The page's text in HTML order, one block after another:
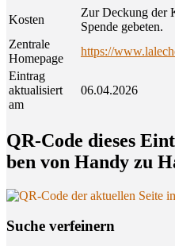
Kosten
Zur Deckung der
Spende gebeten.
Zentrale
Homepage
https://
Eintrag
aktualisiert
am
06.04.2026
QR-Code die­ses
ben von Han­dy zu
Suche ver­fei­nern